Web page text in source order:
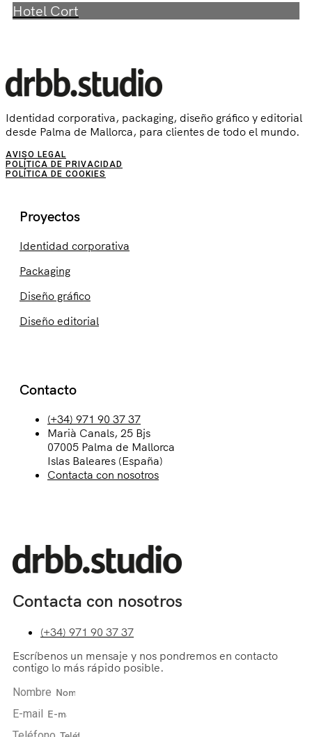
Hotel Cort
Identidad corporativa, packaging, diseño gráfico y editorial
desde Palma de Mallorca, para clientes de todo el mundo.
AVISO LEGAL
POLÍTICA DE PRIVACIDAD
POLÍTICA DE COOKIES
Proyectos
Identidad corporativa
Packaging
Diseño gráfico
Diseño editorial
Contacto
(+34) 971 90 37 37
Marià Canals, 25 Bjs
07005 Palma de Mallorca
Islas Baleares (España)
Contacta con nosotros
Contacta con nosotros
(+34) 971 90 37 37
Escríbenos un mensaje y nos pondremos en contacto
contigo lo más rápido posible.
Nombre
E-mail